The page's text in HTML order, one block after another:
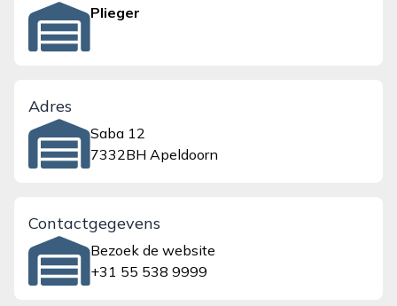
Plieger
Adres
Saba 12
7332BH Apeldoorn
Contactgegevens
Bezoek de website
+31 55 538 9999